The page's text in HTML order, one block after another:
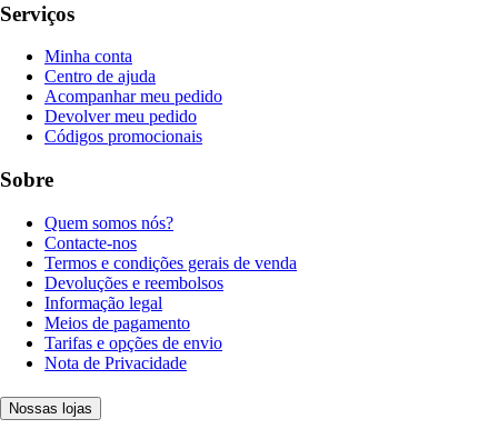
Serviços
Minha conta
Centro de ajuda
Acompanhar meu pedido
Devolver meu pedido
Códigos promocionais
Sobre
Quem somos nós?
Contacte-nos
Termos e condições gerais de venda
Devoluções e reembolsos
Informação legal
Meios de pagamento
Tarifas e opções de envio
Nota de Privacidade
Nossas lojas